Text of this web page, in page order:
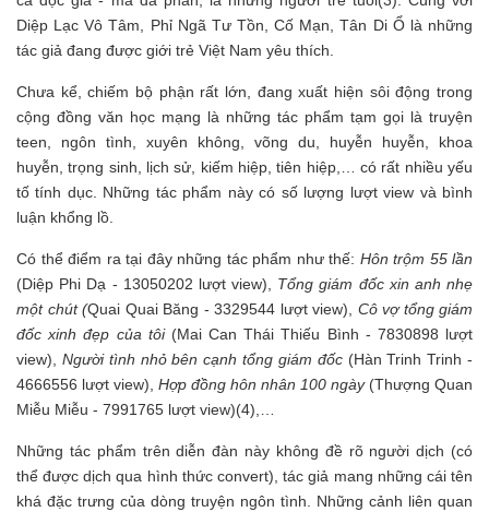
Diệp Lạc Vô Tâm, Phỉ Ngã Tư Tồn, Cố Mạn, Tân Di Ổ là những
tác giả đang được giới trẻ Việt Nam yêu thích.
Chưa kể, chiếm bộ phận rất lớn, đang xuất hiện sôi động trong
cộng đồng văn học mạng là những tác phẩm tạm gọi là truyện
teen, ngôn tình, xuyên không, võng du, huyễn huyễn, khoa
huyễn, trọng sinh, lịch sử, kiếm hiệp, tiên hiệp,… có rất nhiều yếu
tố tính dục. Những tác phẩm này có số lượng lượt view và bình
luận khổng lồ.
Có thể điểm ra tại đây những tác phẩm như thế: Hôn trộm 55 lần
(Diệp Phi Dạ - 13050202 lượt view), Tổng giám đốc xin anh nhẹ
một chút (Quai Quai Băng - 3329544 lượt view), Cô vợ tổng giám
đốc xinh đẹp của tôi(Mai Can Thái Thiếu Bình - 7830898 lượt
view), Người tình nhỏ bên cạnh tổng giám đốc(Hàn Trinh Trinh -
4666556 lượt view), Hợp đồng hôn nhân 100 ngày(Thượng Quan
Miễu Miễu - 7991765 lượt view)(4),…
Những tác phẩm trên diễn đàn này không đề rõ người dịch (có
thể được dịch qua hình thức convert), tác giả mang những cái tên
khá đặc trưng của dòng truyện ngôn tình. Những cảnh liên quan